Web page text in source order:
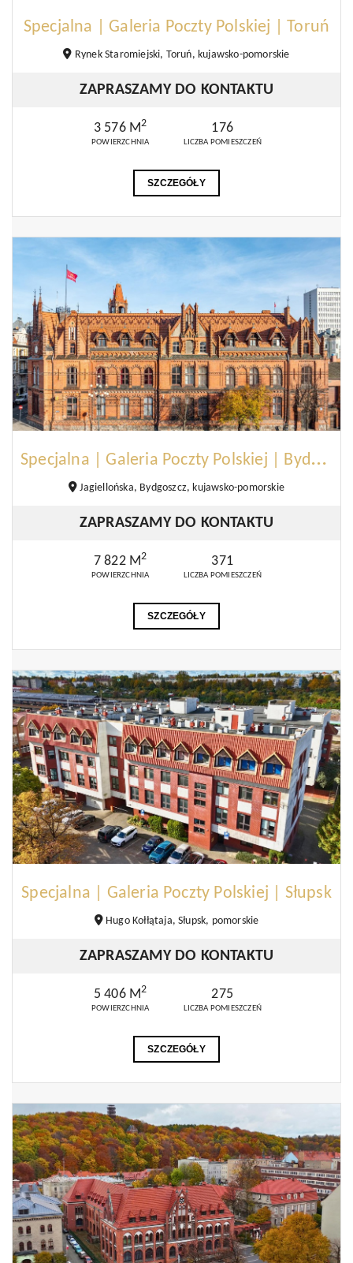
Specjalna | Galeria Poczty Polskiej | Toruń
Rynek Staromiejski, Toruń, kujawsko-pomorskie
ZAPRASZAMY DO KONTAKTU
3 576 M2
POWIERZCHNIA
176
LICZBA POMIESZCZEŃ
SZCZEGÓŁY
S
pecjalna | Galeria Poczty Polskiej | Bydgoszcz
Jagiellońska, Bydgoszcz, kujawsko-pomorskie
ZAPRASZAMY DO KONTAKTU
7 822 M2
POWIERZCHNIA
371
LICZBA POMIESZCZEŃ
SZCZEGÓŁY
Specjalna | Galeria Poczty Polskiej | Słupsk
Hugo Kołłątaja, Słupsk, pomorskie
ZAPRASZAMY DO KONTAKTU
5 406 M2
POWIERZCHNIA
275
LICZBA POMIESZCZEŃ
SZCZEGÓŁY